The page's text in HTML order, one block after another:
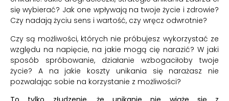
się wybierać? Jak one wpływają na twoje życie i zdrowie?
Czy nadają życiu sens i wartość, czy wręcz odwrotnie?
Czy są możliwości, których nie próbujesz wykorzystać ze
względu na napięcie, na jakie mogą cię narazić? W jaki
sposób spróbowanie, działanie wzbogaciłoby twoje
życie? A na jakie koszty unikania się narażasz nie
pozwalając sobie na korzystanie z możliwości?